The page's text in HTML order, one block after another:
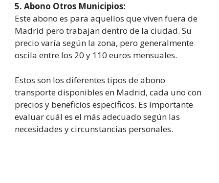
5. Abono Otros Municipios:
Este abono es para aquellos que viven fuera de
Madrid pero trabajan dentro de la ciudad. Su
precio varía según la zona, pero generalmente
oscila entre los 20 y 110 euros mensuales.
Estos son los diferentes tipos de abono
transporte disponibles en Madrid, cada uno con
precios y beneficios específicos. Es importante
evaluar cuál es el más adecuado según las
necesidades y circunstancias personales.